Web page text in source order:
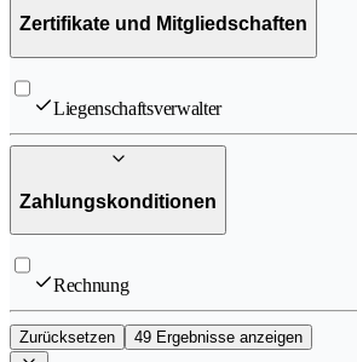
Zertifikate und Mitgliedschaften
Liegenschaftsverwalter
Zahlungskonditionen
Rechnung
Zurücksetzen 49 Ergebnisse anzeigen